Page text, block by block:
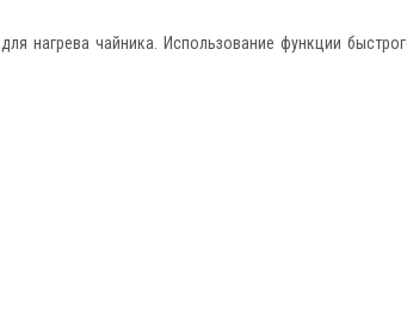
нагрева чайника. Использование функции